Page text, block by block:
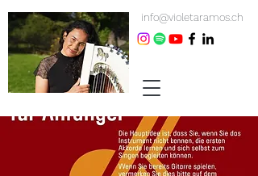
info@violetaramos.ch